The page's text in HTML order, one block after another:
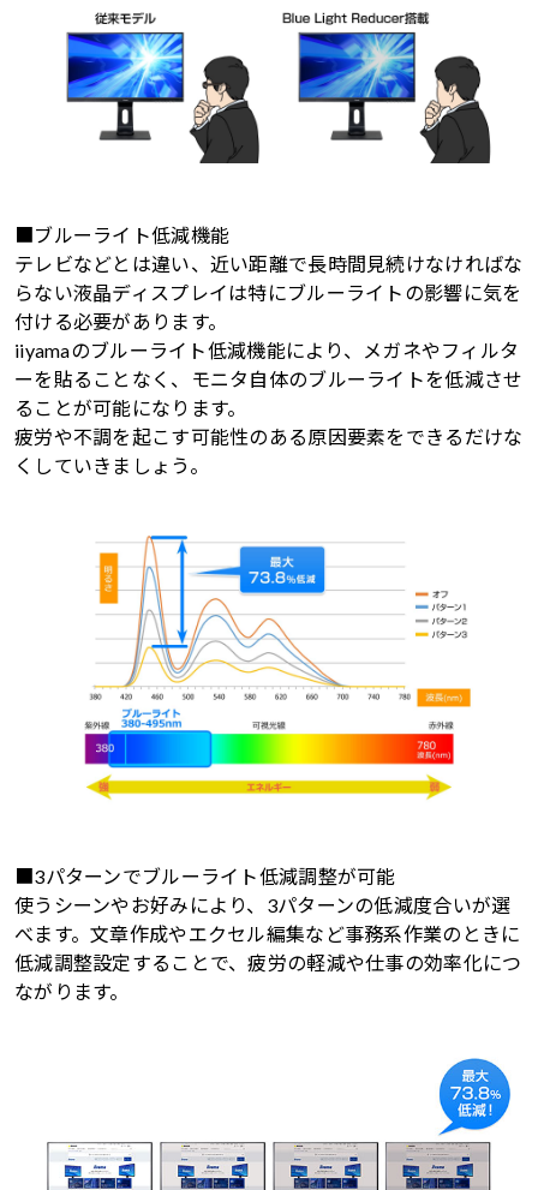
■ブルーライト低減機能
テレビなどとは違い、近い距離で長時間見続けなければな
らない液晶ディスプレイは特にブルーライトの影響に気を
付ける必要があります。
iiyamaのブルーライト低減機能により、メガネやフィルタ
ーを貼ることなく、モニタ自体のブルーライトを低減させ
ることが可能になります。
疲労や不調を起こす可能性のある原因要素をできるだけな
くしていきましょう。
■3パターンでブルーライト低減調整が可能
使うシーンやお好みにより、3パターンの低減度合いが選
べます。文章作成やエクセル編集など事務系作業のときに
低減調整設定することで、疲労の軽減や仕事の効率化につ
ながります。